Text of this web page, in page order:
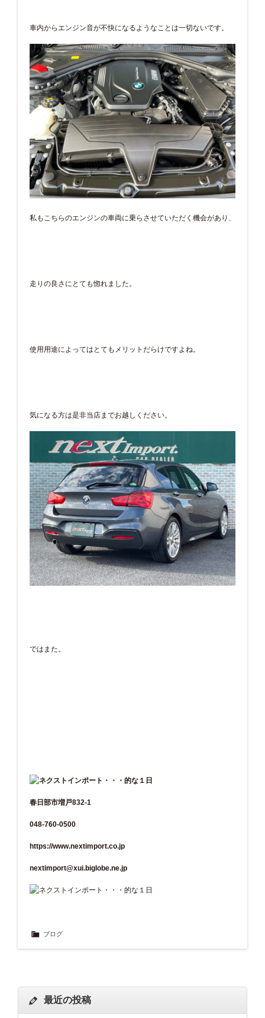
車内からエンジン音が不快になるようなことは一切ないです。
私もこちらのエンジンの車両に乗らさせていただく機会があり、
走りの良さにとても惚れました。
使用用途によってはとてもメリットだらけですよね。
気になる方は是非当店までお越しください。
ではまた。
春日部市増戸832-1
048-760-0500
https://www.nextimport.co.jp
nextimport@xui.biglobe.ne.jp
ブログ
最近の投稿